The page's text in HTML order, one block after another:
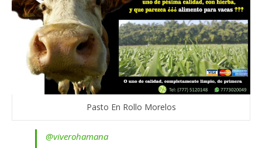
Pasto En Rollo Morelos
@viverohamana